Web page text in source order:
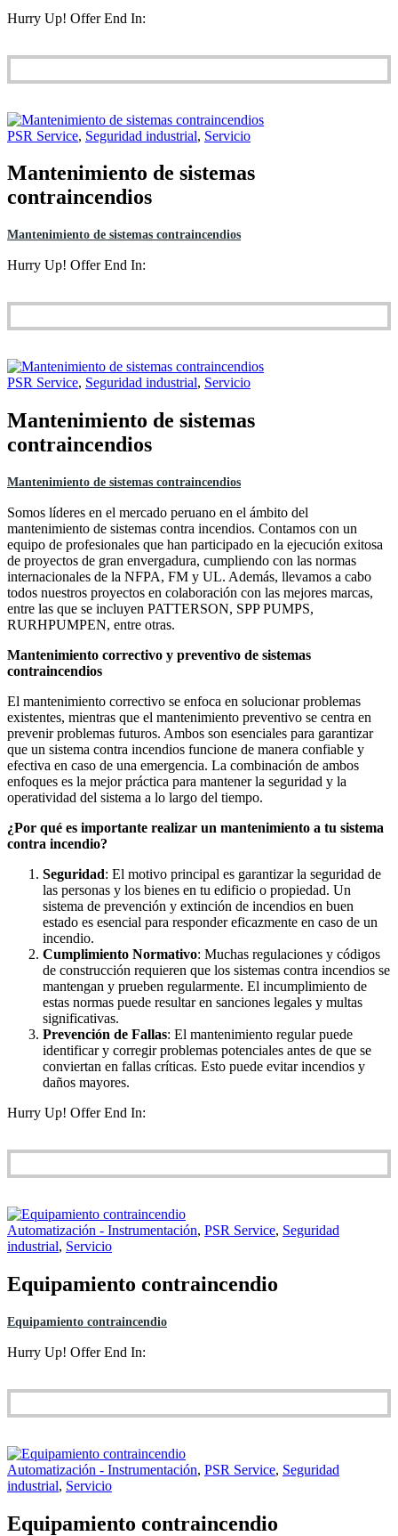
Hurry Up! Offer End In:
PSR Service, Seguridad industrial, Servicio
Mantenimiento de sistemas
contraincendios
Mantenimiento de sistemas contraincendios
Hurry Up! Offer End In:
PSR Service, Seguridad industrial, Servicio
Mantenimiento de sistemas
contraincendios
Mantenimiento de sistemas contraincendios
Somos líderes en el mercado peruano en el ámbito del
mantenimiento de sistemas contra incendios. Contamos con un
equipo de profesionales que han participado en la ejecución exitosa
de proyectos de gran envergadura, cumpliendo con las normas
internacionales de la NFPA, FM y UL. Además, llevamos a cabo
todos nuestros proyectos en colaboración con las mejores marcas,
entre las que se incluyen PATTERSON, SPP PUMPS,
RURHPUMPEN, entre otras.
Mantenimiento correctivo y preventivo de sistemas
contraincendios
El mantenimiento correctivo se enfoca en solucionar problemas
existentes, mientras que el mantenimiento preventivo se centra en
prevenir problemas futuros. Ambos son esenciales para garantizar
que un sistema contra incendios funcione de manera confiable y
efectiva en caso de una emergencia. La combinación de ambos
enfoques es la mejor práctica para mantener la seguridad y la
operatividad del sistema a lo largo del tiempo.
¿Por qué es importante realizar un mantenimiento a tu sistema
contra incendio?
Seguridad: El motivo principal es garantizar la seguridad de
las personas y los bienes en tu edificio o propiedad. Un
sistema de prevención y extinción de incendios en buen
estado es esencial para responder eficazmente en caso de un
incendio.
Cumplimiento Normativo: Muchas regulaciones y códigos
de construcción requieren que los sistemas contra incendios se
mantengan y prueben regularmente. El incumplimiento de
estas normas puede resultar en sanciones legales y multas
significativas.
Prevención de Fallas: El mantenimiento regular puede
identificar y corregir problemas potenciales antes de que se
conviertan en fallas críticas. Esto puede evitar incendios y
daños mayores.
Hurry Up! Offer End In:
Automatización - Instrumentación, PSR Service, Seguridad
industrial, Servicio
Equipamiento contraincendio
Equipamiento contraincendio
Hurry Up! Offer End In:
Automatización - Instrumentación, PSR Service, Seguridad
industrial, Servicio
Equipamiento contraincendio